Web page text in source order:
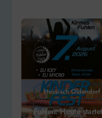
Hessisch Oldendorf
Fuhlen: Heute